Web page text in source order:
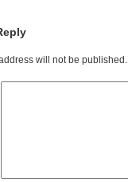
will not be published.